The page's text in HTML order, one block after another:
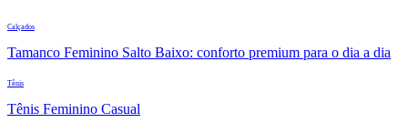
Calçados
Tamanco Feminino Salto Baixo: conforto premium para o dia a dia
Tênis
Tênis Feminino Casual